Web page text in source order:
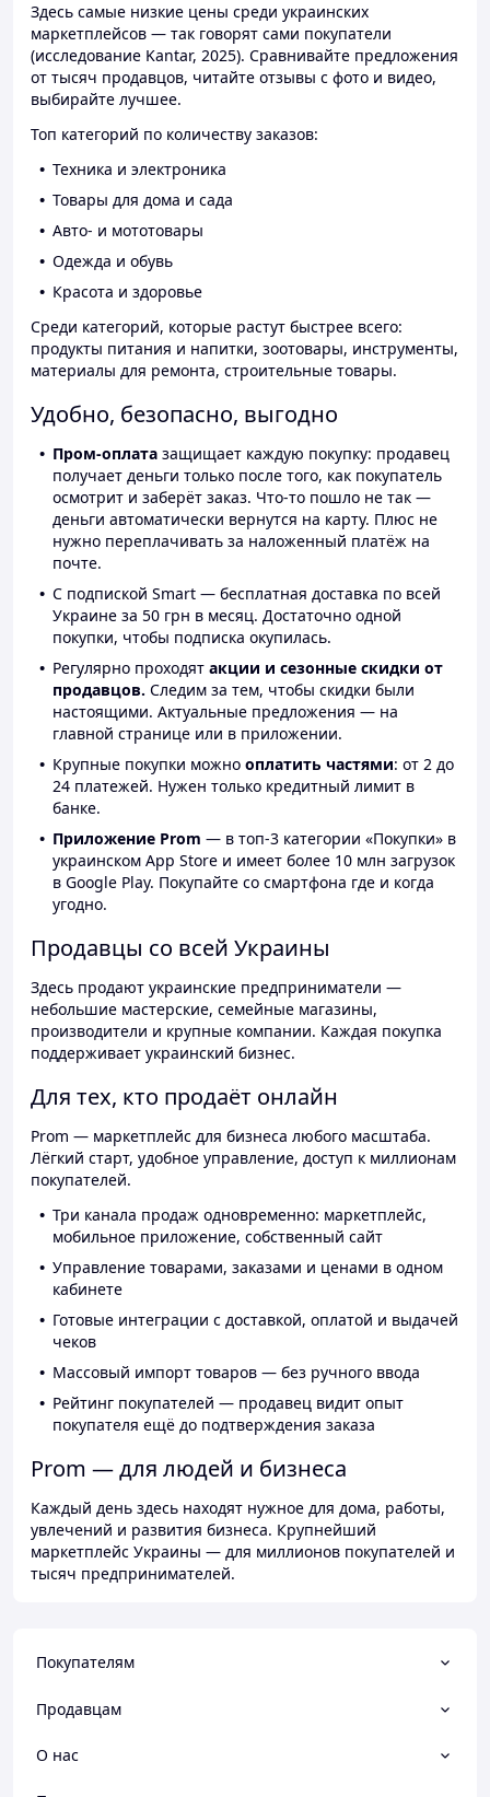
Здесь самые низкие цены среди украинских
маркетплейсов — так говорят сами покупатели
(исследование Kantar, 2025). Сравнивайте предложения
от тысяч продавцов, читайте отзывы с фото и видео,
выбирайте лучшее.
Топ категорий по количеству заказов:
Техника и электроника
Товары для дома и сада
Авто- и мототовары
Одежда и обувь
Красота и здоровье
Среди категорий, которые растут быстрее всего:
продукты питания и напитки, зоотовары, инструменты,
материалы для ремонта, строительные товары.
Удобно, безопасно, выгодно
Пром-оплата защищает каждую покупку: продавец
получает деньги только после того, как покупатель
осмотрит и заберёт заказ. Что-то пошло не так —
деньги автоматически вернутся на карту. Плюс не
нужно переплачивать за наложенный платёж на
почте.
С подпиской Smart — бесплатная доставка по всей
Украине за 50 грн в месяц. Достаточно одной
покупки, чтобы подписка окупилась.
Регулярно проходят акции и сезонные скидки от
продавцов. Следим за тем, чтобы скидки были
настоящими. Актуальные предложения — на
главной странице или в приложении.
Крупные покупки можно оплатить частями: от 2 до
24 платежей. Нужен только кредитный лимит в
банке.
Приложение Prom — в топ-3 категории «Покупки» в
украинском App Store и имеет более 10 млн загрузок
в Google Play. Покупайте со смартфона где и когда
угодно.
Продавцы со всей Украины
Здесь продают украинские предприниматели —
небольшие мастерские, семейные магазины,
производители и крупные компании. Каждая покупка
поддерживает украинский бизнес.
Для тех, кто продаёт онлайн
Prom — маркетплейс для бизнеса любого масштаба.
Лёгкий старт, удобное управление, доступ к миллионам
покупателей.
Три канала продаж одновременно: маркетплейс,
мобильное приложение, собственный сайт
Управление товарами, заказами и ценами в одном
кабинете
Готовые интеграции с доставкой, оплатой и выдачей
чеков
Массовый импорт товаров — без ручного ввода
Рейтинг покупателей — продавец видит опыт
покупателя ещё до подтверждения заказа
Prom — для людей и бизнеса
Каждый день здесь находят нужное для дома, работы,
увлечений и развития бизнеса. Крупнейший
маркетплейс Украины — для миллионов покупателей и
тысяч предпринимателей.
Покупателям
Продавцам
О нас